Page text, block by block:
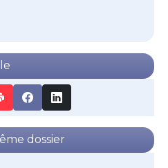
dossier